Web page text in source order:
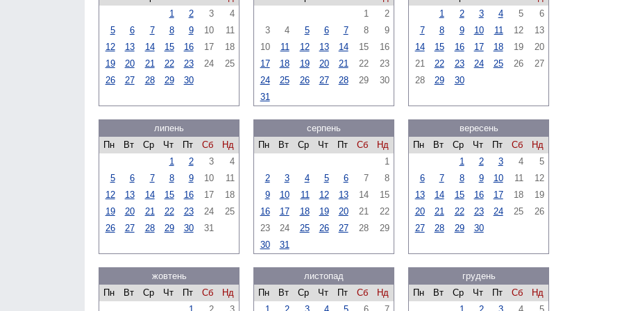
1
2 3
4
5
6 7 8 9 10
11
12
13 14 15 16 17
18
19
20 21 22 23 24
25
26
27 28 29 30
1
2
3
4 5 6 7 8
9
10
11 12 13 14 15
16
17
18 19 20 21 22
23
24
25 26 27 28 29
30
31
1
2 3 4 5
6
7
8 9 10 11 12
13
14
15 16 17 18 19
20
21
22 23 24 25 26
27
28
29 30
липень
Пн
Вт Ср Чт Пт Сб
Нд
1
2 3
4
5
6 7 8 9 10
11
12
13 14 15 16 17
18
19
20 21 22 23 24
25
26
27 28 29 30 31
серпень
Пн
Вт Ср Чт Пт Сб
Нд
1
2
3 4 5 6 7
8
9
10 11 12 13 14
15
16
17 18 19 20 21
22
23
24 25 26 27 28
29
30
31
вересень
Пн
Вт Ср Чт Пт Сб
Нд
1
2 3 4
5
6
7 8 9 10 11
12
13
14 15 16 17 18
19
20
21 22 23 24 25
26
27
28 29 30
жовтень
Пн
Вт Ср Чт Пт Сб
Нд
листопад
Пн
Вт Ср Чт Пт Сб
Нд
грудень
Пн
Вт Ср Чт Пт Сб
Нд